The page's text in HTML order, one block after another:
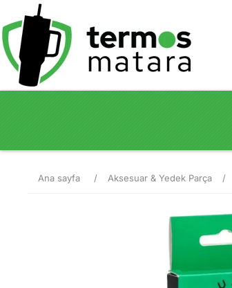
Ana sayfa / Aksesuar & Yedek Parça /